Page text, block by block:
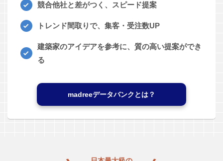
競合他社と差がつく、スピード提案
トレンド間取りで、集客・受注数UP
建築家のアイデアを参考に、質の高い提案ができ
る
madreeデータバンクとは？